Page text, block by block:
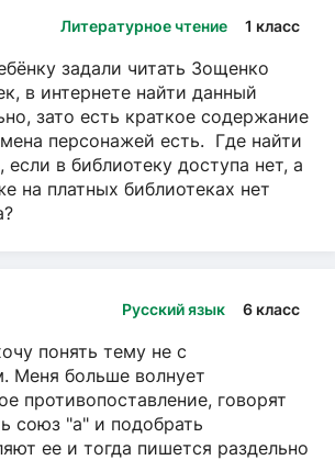
Литературное чтение 1 класс
задали читать Зощенко
в интернете найти данный
зато есть краткое содержание
персонажей есть. Где найти
если в библиотеку доступа нет, а
на платных библиотеках нет
Русский язык 6 класс
понять тему не с
Меня больше волнует
противопоставление, говорят
союз "а" и подобрать
ее и тогда пишется раздельно